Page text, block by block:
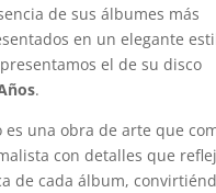
de sus álbumes más
en un elegante
el de su disco
.
es una obra de arte que
con detalles que
de cada álbum,